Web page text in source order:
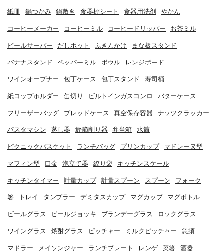
紙皿 鍋つかみ 鍋敷き 食器棚シート 食器用洗剤 やかん
コーヒーメーカー コーヒーミル コーヒードリッパー お茶ミル
ビールサーバー だしポット ふきんかけ まな板スタンド
バナナスタンド ペッパーミル ボウル レンジボード
ワインオープナー 包丁ケース 包丁スタンド 寿司桶
紙コップホルダー 缶切り ビルトインガスコンロ バターケース
フリーザーバッグ ブレッドケース 真空保存容器 ナッツクラッカー
パスタマシン 蒸し器 鰹節削り器 弁当箱 水筒
ピクニックバスケット ランチバッグ プリンカップ マドレーヌ型
マフィン型 口金 泡立て器 絞り袋 キッチンスケール
キッチンタイマー 計量カップ 計量スプーン スプーン フォーク
箸 トレイ タンブラー デミタスカップ マグカップ マグボトル
ビールグラス ビールジョッキ ブランデーグラス ロックグラス
ワイングラス 焼酎グラス ピッチャー ミルクピッチャー 急須
マドラー メイソンジャー ランチプレート レンゲ 菜箸 酒器